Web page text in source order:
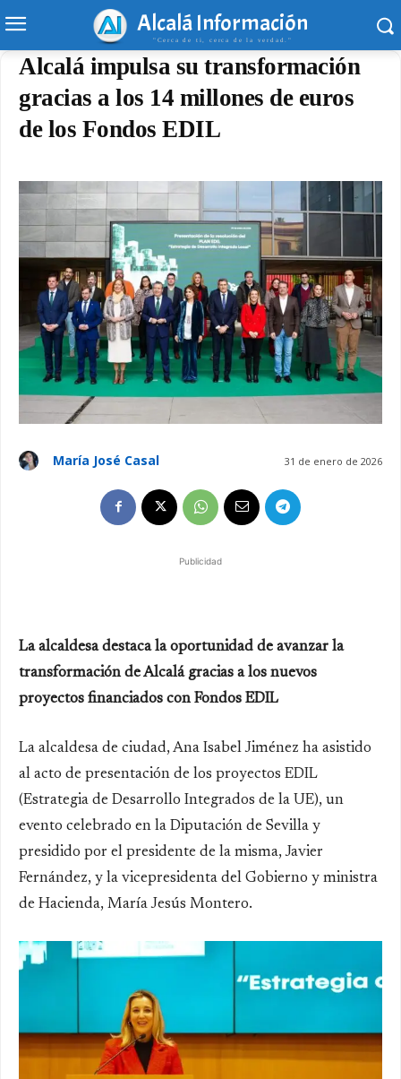
Alcalá Información
"Cerca de ti, cerca de la verdad."
Alcalá impulsa su transformación
gracias a los 14 millones de euros
de los Fondos EDIL
31 de enero de 2026
María José Casal
Publicidad
La alcaldesa destaca la oportunidad de avanzar la
transformación de Alcalá gracias a los nuevos
proyectos financiados con Fondos EDIL
La alcaldesa de ciudad, Ana Isabel Jiménez ha asistido
al acto de presentación de los proyectos EDIL
(Estrategia de Desarrollo Integrados de la UE), un
evento celebrado en la Diputación de Sevilla y
presidido por el presidente de la misma, Javier
Fernández, y la vicepresidenta del Gobierno y ministra
de Hacienda, María Jesús Montero.